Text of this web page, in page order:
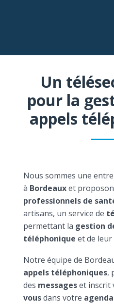
Un
pour la
appels
Nous sommes une
à Bordeauxet
professionnels de
artisans, un service de
permettant la gestion
téléphonique et de leur
Notre équipe de
appels téléphoniques,
des messageset inscrit
vousdans votre